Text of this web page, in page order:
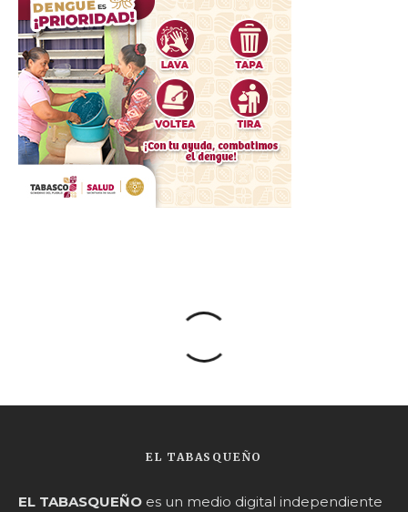
EL TABASQUEÑO
EL TABASQUEÑO es un medio digital independiente